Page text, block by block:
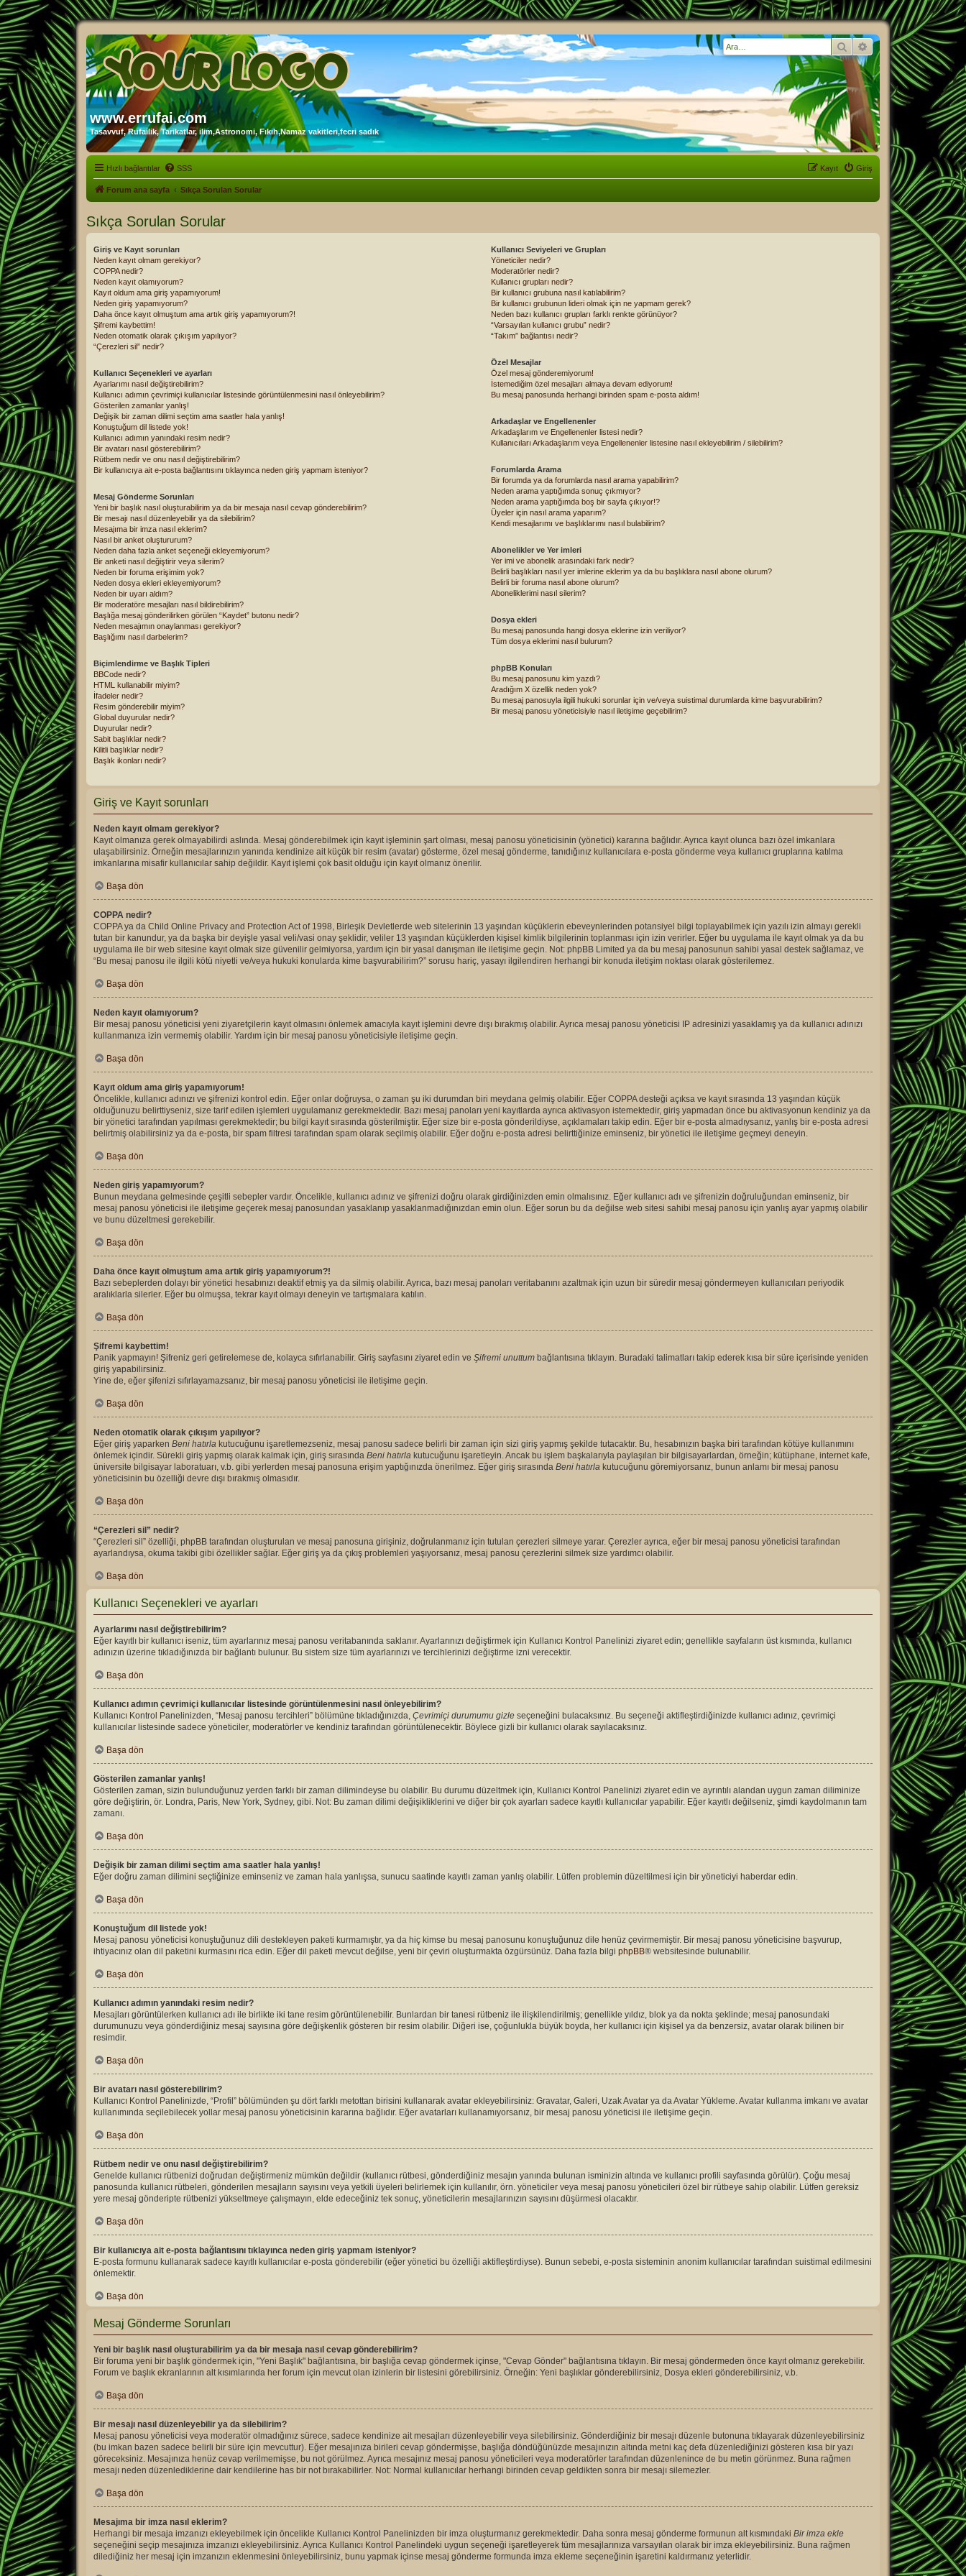
www.errufai.com
Tasavvuf, Rufailik, Tarikatlar, ilim,Astronomi, Fıkıh,Namaz vakitleri,fecri sadık
Ara Gelişmiş arama
Hızlı bağlantılar SSS Giriş
Kayıt
Forum ana sayfa Sıkça Sorulan Sorular
Sıkça Sorulan Sorular
Giriş ve Kayıt sorunları
Neden kayıt olmam gerekiyor?
COPPA nedir?
Neden kayıt olamıyorum?
Kayıt oldum ama giriş yapamıyorum!
Neden giriş yapamıyorum?
Daha önce kayıt olmuştum ama artık giriş yapamıyorum?!
Şifremi kaybettim!
Neden otomatik olarak çıkışım yapılıyor?
“Çerezleri sil” nedir?
Kullanıcı Seçenekleri ve ayarları
Ayarlarımı nasıl değiştirebilirim?
Kullanıcı adımın çevrimiçi kullanıcılar listesinde görüntülenmesini nasıl önleyebilirim?
Gösterilen zamanlar yanlış!
Değişik bir zaman dilimi seçtim ama saatler hala yanlış!
Konuştuğum dil listede yok!
Kullanıcı adımın yanındaki resim nedir?
Bir avatarı nasıl gösterebilirim?
Rütbem nedir ve onu nasıl değiştirebilirim?
Bir kullanıcıya ait e-posta bağlantısını tıklayınca neden giriş yapmam isteniyor?
Mesaj Gönderme Sorunları
Yeni bir başlık nasıl oluşturabilirim ya da bir mesaja nasıl cevap gönderebilirim?
Bir mesajı nasıl düzenleyebilir ya da silebilirim?
Mesajıma bir imza nasıl eklerim?
Nasıl bir anket oluştururum?
Neden daha fazla anket seçeneği ekleyemiyorum?
Bir anketi nasıl değiştirir veya silerim?
Neden bir foruma erişimim yok?
Neden dosya ekleri ekleyemiyorum?
Neden bir uyarı aldım?
Bir moderatöre mesajları nasıl bildirebilirim?
Başlığa mesaj gönderilirken görülen “Kaydet” butonu nedir?
Neden mesajımın onaylanması gerekiyor?
Başlığımı nasıl darbelerim?
Biçimlendirme ve Başlık Tipleri
BBCode nedir?
HTML kullanabilir miyim?
İfadeler nedir?
Resim gönderebilir miyim?
Global duyurular nedir?
Duyurular nedir?
Sabit başlıklar nedir?
Kilitli başlıklar nedir?
Başlık ikonları nedir?
Kullanıcı Seviyeleri ve Grupları
Yöneticiler nedir?
Moderatörler nedir?
Kullanıcı grupları nedir?
Bir kullanıcı grubuna nasıl katılabilirim?
Bir kullanıcı grubunun lideri olmak için ne yapmam gerek?
Neden bazı kullanıcı grupları farklı renkte görünüyor?
“Varsayılan kullanıcı grubu” nedir?
“Takım” bağlantısı nedir?
Özel Mesajlar
Özel mesaj gönderemiyorum!
İstemediğim özel mesajları almaya devam ediyorum!
Bu mesaj panosunda herhangi birinden spam e-posta aldım!
Arkadaşlar ve Engellenenler
Arkadaşlarım ve Engellenenler listesi nedir?
Kullanıcıları Arkadaşlarım veya Engellenenler listesine nasıl ekleyebilirim / silebilirim?
Forumlarda Arama
Bir forumda ya da forumlarda nasıl arama yapabilirim?
Neden arama yaptığımda sonuç çıkmıyor?
Neden arama yaptığımda boş bir sayfa çıkıyor!?
Üyeler için nasıl arama yaparım?
Kendi mesajlarımı ve başlıklarımı nasıl bulabilirim?
Abonelikler ve Yer imleri
Yer imi ve abonelik arasındaki fark nedir?
Belirli başlıkları nasıl yer imlerine eklerim ya da bu başlıklara nasıl abone olurum?
Belirli bir foruma nasıl abone olurum?
Aboneliklerimi nasıl silerim?
Dosya ekleri
Bu mesaj panosunda hangi dosya eklerine izin veriliyor?
Tüm dosya eklerimi nasıl bulurum?
phpBB Konuları
Bu mesaj panosunu kim yazdı?
Aradığım X özellik neden yok?
Bu mesaj panosuyla ilgili hukuki sorunlar için ve/veya suistimal durumlarda kime başvurabilirim?
Bir mesaj panosu yöneticisiyle nasıl iletişime geçebilirim?
Giriş ve Kayıt sorunları
Neden kayıt olmam gerekiyor?
Kayıt olmanıza gerek olmayabilirdi aslında. Mesaj gönderebilmek için kayıt işleminin şart olması, mesaj panosu yöneticisinin (yönetici) kararına bağlıdır. Ayrıca kayıt olunca bazı özel imkanlara
ulaşabilirsiniz. Örneğin mesajlarınızın yanında kendinize ait küçük bir resim (avatar) gösterme, özel mesaj gönderme, tanıdığınız kullanıcılara e-posta gönderme veya kullanıcı gruplarına katılma
imkanlarına misafir kullanıcılar sahip değildir. Kayıt işlemi çok basit olduğu için kayıt olmanız önerilir.
Başa dön
COPPA nedir?
COPPA ya da Child Online Privacy and Protection Act of 1998, Birleşik Devletlerde web sitelerinin 13 yaşından küçüklerin ebeveynlerinden potansiyel bilgi toplayabilmek için yazılı izin almayı gerekli
tutan bir kanundur, ya da başka bir deyişle yasal veli/vasi onay şeklidir, veliler 13 yaşından küçüklerden kişisel kimlik bilgilerinin toplanması için izin verirler. Eğer bu uygulama ile kayıt olmak ya da bu
uygulama ile bir web sitesine kayıt olmak size güvenilir gelmiyorsa, yardım için bir yasal danışman ile iletişime geçin. Not: phpBB Limited ya da bu mesaj panosunun sahibi yasal destek sağlamaz, ve
“Bu mesaj panosu ile ilgili kötü niyetli ve/veya hukuki konularda kime başvurabilirim?” sorusu hariç, yasayı ilgilendiren herhangi bir konuda iletişim noktası olarak gösterilemez.
Başa dön
Neden kayıt olamıyorum?
Bir mesaj panosu yöneticisi yeni ziyaretçilerin kayıt olmasını önlemek amacıyla kayıt işlemini devre dışı bırakmış olabilir. Ayrıca mesaj panosu yöneticisi IP adresinizi yasaklamış ya da kullanıcı adınızı
kullanmanıza izin vermemiş olabilir. Yardım için bir mesaj panosu yöneticisiyle iletişime geçin.
Başa dön
Kayıt oldum ama giriş yapamıyorum!
Öncelikle, kullanıcı adınızı ve şifrenizi kontrol edin. Eğer onlar doğruysa, o zaman şu iki durumdan biri meydana gelmiş olabilir. Eğer COPPA desteği açıksa ve kayıt sırasında 13 yaşından küçük
olduğunuzu belirttiyseniz, size tarif edilen işlemleri uygulamanız gerekmektedir. Bazı mesaj panoları yeni kayıtlarda ayrıca aktivasyon istemektedir, giriş yapmadan önce bu aktivasyonun kendiniz ya da
bir yönetici tarafından yapılması gerekmektedir; bu bilgi kayıt sırasında gösterilmiştir. Eğer size bir e-posta gönderildiyse, açıklamaları takip edin. Eğer bir e-posta almadıysanız, yanlış bir e-posta adresi
belirtmiş olabilirsiniz ya da e-posta, bir spam filtresi tarafından spam olarak seçilmiş olabilir. Eğer doğru e-posta adresi belirttiğinize eminseniz, bir yönetici ile iletişime geçmeyi deneyin.
Başa dön
Neden giriş yapamıyorum?
Bunun meydana gelmesinde çeşitli sebepler vardır. Öncelikle, kullanıcı adınız ve şifrenizi doğru olarak girdiğinizden emin olmalısınız. Eğer kullanıcı adı ve şifrenizin doğruluğundan eminseniz, bir
mesaj panosu yöneticisi ile iletişime geçerek mesaj panosundan yasaklanıp yasaklanmadığınızdan emin olun. Eğer sorun bu da değilse web sitesi sahibi mesaj panosu için yanlış ayar yapmış olabilir
ve bunu düzeltmesi gerekebilir.
Başa dön
Daha önce kayıt olmuştum ama artık giriş yapamıyorum?!
Bazı sebeplerden dolayı bir yönetici hesabınızı deaktif etmiş ya da silmiş olabilir. Ayrıca, bazı mesaj panoları veritabanını azaltmak için uzun bir süredir mesaj göndermeyen kullanıcıları periyodik
aralıklarla silerler. Eğer bu olmuşsa, tekrar kayıt olmayı deneyin ve tartışmalara katılın.
Başa dön
Şifremi kaybettim!
Panik yapmayın! Şifreniz geri getirelemese de, kolayca sıfırlanabilir. Giriş sayfasını ziyaret edin ve Şifremi unuttum bağlantısına tıklayın. Buradaki talimatları takip ederek kısa bir süre içerisinde yeniden
giriş yapabilirsiniz.
Yine de, eğer şifenizi sıfırlayamazsanız, bir mesaj panosu yöneticisi ile iletişime geçin.
Başa dön
Neden otomatik olarak çıkışım yapılıyor?
Eğer giriş yaparken Beni hatırla kutucuğunu işaretlemezseniz, mesaj panosu sadece belirli bir zaman için sizi giriş yapmış şekilde tutacaktır. Bu, hesabınızın başka biri tarafından kötüye kullanımını
önlemek içindir. Sürekli giriş yapmış olarak kalmak için, giriş sırasında Beni hatırla kutucuğunu işaretleyin. Ancak bu işlem başkalarıyla paylaşılan bir bilgisayarlardan, örneğin; kütüphane, internet kafe,
üniversite bilgisayar laboratuarı, v.b. gibi yerlerden mesaj panosuna erişim yaptığınızda önerilmez. Eğer giriş sırasında Beni hatırla kutucuğunu göremiyorsanız, bunun anlamı bir mesaj panosu
yöneticisinin bu özelliği devre dışı bırakmış olmasıdır.
Başa dön
“Çerezleri sil” nedir?
“Çerezleri sil” özelliği, phpBB tarafından oluşturulan ve mesaj panosuna girişiniz, doğrulanmanız için tutulan çerezleri silmeye yarar. Çerezler ayrıca, eğer bir mesaj panosu yöneticisi tarafından
ayarlandıysa, okuma takibi gibi özellikler sağlar. Eğer giriş ya da çıkış problemleri yaşıyorsanız, mesaj panosu çerezlerini silmek size yardımcı olabilir.
Başa dön
Kullanıcı Seçenekleri ve ayarları
Ayarlarımı nasıl değiştirebilirim?
Eğer kayıtlı bir kullanıcı iseniz, tüm ayarlarınız mesaj panosu veritabanında saklanır. Ayarlarınızı değiştirmek için Kullanıcı Kontrol Panelinizi ziyaret edin; genellikle sayfaların üst kısmında, kullanıcı
adınızın üzerine tıkladığınızda bir bağlantı bulunur. Bu sistem size tüm ayarlarınızı ve tercihlerinizi değiştirme izni verecektir.
Başa dön
Kullanıcı adımın çevrimiçi kullanıcılar listesinde görüntülenmesini nasıl önleyebilirim?
Kullanıcı Kontrol Panelinizden, “Mesaj panosu tercihleri” bölümüne tıkladığınızda, Çevrimiçi durumumu gizle seçeneğini bulacaksınız. Bu seçeneği aktifleştirdiğinizde kullanıcı adınız, çevrimiçi
kullanıcılar listesinde sadece yöneticiler, moderatörler ve kendiniz tarafından görüntülenecektir. Böylece gizli bir kullanıcı olarak sayılacaksınız.
Başa dön
Gösterilen zamanlar yanlış!
Gösterilen zaman, sizin bulunduğunuz yerden farklı bir zaman dilimindeyse bu olabilir. Bu durumu düzeltmek için, Kullanıcı Kontrol Panelinizi ziyaret edin ve ayrıntılı alandan uygun zaman diliminize
göre değiştirin, ör. Londra, Paris, New York, Sydney, gibi. Not: Bu zaman dilimi değişikliklerini ve diğer bir çok ayarları sadece kayıtlı kullanıcılar yapabilir. Eğer kayıtlı değilseniz, şimdi kaydolmanın tam
zamanı.
Başa dön
Değişik bir zaman dilimi seçtim ama saatler hala yanlış!
Eğer doğru zaman dilimini seçtiğinize eminseniz ve zaman hala yanlışsa, sunucu saatinde kayıtlı zaman yanlış olabilir. Lütfen problemin düzeltilmesi için bir yöneticiyi haberdar edin.
Başa dön
Konuştuğum dil listede yok!
Mesaj panosu yöneticisi konuştuğunuz dili destekleyen paketi kurmamıştır, ya da hiç kimse bu mesaj panosunu konuştuğunuz dile henüz çevirmemiştir. Bir mesaj panosu yöneticisine başvurup,
ihtiyacınız olan dil paketini kurmasını rica edin. Eğer dil paketi mevcut değilse, yeni bir çeviri oluşturmakta özgürsünüz. Daha fazla bilgi phpBB® websitesinde bulunabilir.
Başa dön
Kullanıcı adımın yanındaki resim nedir?
Mesajları görüntülerken kullanıcı adı ile birlikte iki tane resim görüntülenebilir. Bunlardan bir tanesi rütbeniz ile ilişkilendirilmiş; genellikle yıldız, blok ya da nokta şeklinde; mesaj panosundaki
durumunuzu veya gönderdiğiniz mesaj sayısına göre değişkenlik gösteren bir resim olabilir. Diğeri ise, çoğunlukla büyük boyda, her kullanıcı için kişisel ya da benzersiz, avatar olarak bilinen bir
resimdir.
Başa dön
Bir avatarı nasıl gösterebilirim?
Kullanıcı Kontrol Panelinizde, “Profil” bölümünden şu dört farklı metottan birisini kullanarak avatar ekleyebilirsiniz: Gravatar, Galeri, Uzak Avatar ya da Avatar Yükleme. Avatar kullanma imkanı ve avatar
kullanımında seçilebilecek yollar mesaj panosu yöneticisinin kararına bağlıdır. Eğer avatarları kullanamıyorsanız, bir mesaj panosu yöneticisi ile iletişime geçin.
Başa dön
Rütbem nedir ve onu nasıl değiştirebilirim?
Genelde kullanıcı rütbenizi doğrudan değiştirmeniz mümkün değildir (kullanıcı rütbesi, gönderdiğiniz mesajın yanında bulunan isminizin altında ve kullanıcı profili sayfasında görülür). Çoğu mesaj
panosunda kullanıcı rütbeleri, gönderilen mesajların sayısını veya yetkili üyeleri belirlemek için kullanılır, örn. yöneticiler veya mesaj panosu yöneticileri özel bir rütbeye sahip olabilir. Lütfen gereksiz
yere mesaj gönderipte rütbenizi yükseltmeye çalışmayın, elde edeceğiniz tek sonuç, yöneticilerin mesajlarınızın sayısını düşürmesi olacaktır.
Başa dön
Bir kullanıcıya ait e-posta bağlantısını tıklayınca neden giriş yapmam isteniyor?
E-posta formunu kullanarak sadece kayıtlı kullanıcılar e-posta gönderebilir (eğer yönetici bu özelliği aktifleştirdiyse). Bunun sebebi, e-posta sisteminin anonim kullanıcılar tarafından suistimal edilmesini
önlemektir.
Başa dön
Mesaj Gönderme Sorunları
Yeni bir başlık nasıl oluşturabilirim ya da bir mesaja nasıl cevap gönderebilirim?
Bir foruma yeni bir başlık göndermek için, "Yeni Başlık" bağlantısına, bir başlığa cevap göndermek içinse, "Cevap Gönder" bağlantısına tıklayın. Bir mesaj göndermeden önce kayıt olmanız gerekebilir.
Forum ve başlık ekranlarının alt kısımlarında her forum için mevcut olan izinlerin bir listesini görebilirsiniz. Örneğin: Yeni başlıklar gönderebilirsiniz, Dosya ekleri gönderebilirsiniz, v.b.
Başa dön
Bir mesajı nasıl düzenleyebilir ya da silebilirim?
Mesaj panosu yöneticisi veya moderatör olmadığınız sürece, sadece kendinize ait mesajları düzenleyebilir veya silebilirsiniz. Gönderdiğiniz bir mesajı düzenle butonuna tıklayarak düzenleyebilirsiniz
(bu imkan bazen sadece belirli bir süre için mevcuttur). Eğer mesajınıza birileri cevap göndermişse, başlığa döndüğünüzde mesajınızın altında metni kaç defa düzenlediğinizi gösteren kısa bir yazı
göreceksiniz. Mesajınıza henüz cevap verilmemişse, bu not görülmez. Ayrıca mesajınız mesaj panosu yöneticileri veya moderatörler tarafından düzenlenince de bu metin görünmez. Buna rağmen
mesajı neden düzenlediklerine dair kendilerine has bir not bırakabilirler. Not: Normal kullanıcılar herhangi birinden cevap geldikten sonra bir mesajı silemezler.
Başa dön
Mesajıma bir imza nasıl eklerim?
Herhangi bir mesaja imzanızı ekleyebilmek için öncelikle Kullanıcı Kontrol Panelinizden bir imza oluşturmanız gerekmektedir. Daha sonra mesaj gönderme formunun alt kısmındaki Bir imza ekle
seçeneğini seçip mesajınıza imzanızı ekleyebilirsiniz. Ayrıca Kullanıcı Kontrol Panelindeki uygun seçeneği işaretleyerek tüm mesajlarınıza varsayılan olarak bir imza ekleyebilirsiniz. Buna rağmen
dilediğiniz her mesaj için imzanızın eklenmesini önleyebilirsiniz, bunu yapmak içinse mesaj gönderme formunda imza ekleme seçeneğinin işaretini kaldırmanız yeterlidir.